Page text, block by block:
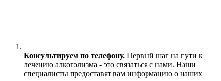
Консультируем по телефону. Первый шаг на пути к
лечению алкоголизма - это связаться с нами. Наши
специалисты предоставят вам информацию о наших